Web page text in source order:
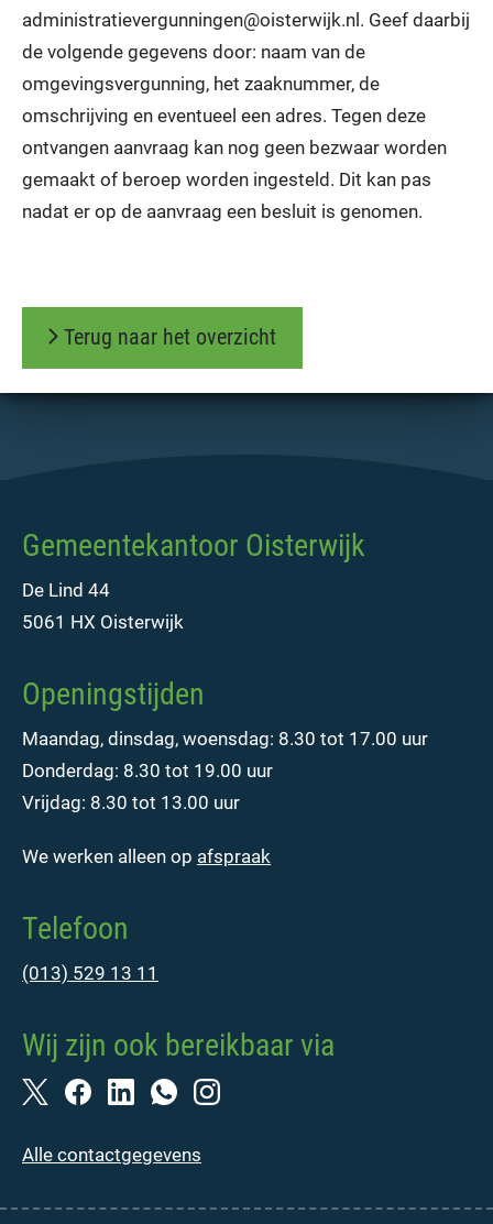
administratievergunningen@oisterwijk.nl. Geef daarbij
de volgende gegevens door: naam van de
omgevingsvergunning, het zaaknummer, de
omschrijving en eventueel een adres. Tegen deze
ontvangen aanvraag kan nog geen bezwaar worden
gemaakt of beroep worden ingesteld. Dit kan pas
nadat er op de aanvraag een besluit is genomen.
Terug naar het overzicht
Gemeentekantoor Oisterwijk
De Lind 44
5061 HX Oisterwijk
Openingstijden
Maandag, dinsdag, woensdag: 8.30 tot 17.00 uur
Donderdag: 8.30 tot 19.00 uur
Vrijdag: 8.30 tot 13.00 uur
We werken alleen op afspraak
Telefoon
(013) 529 13 11
Wij zijn ook bereikbaar via
Alle contactgegevens